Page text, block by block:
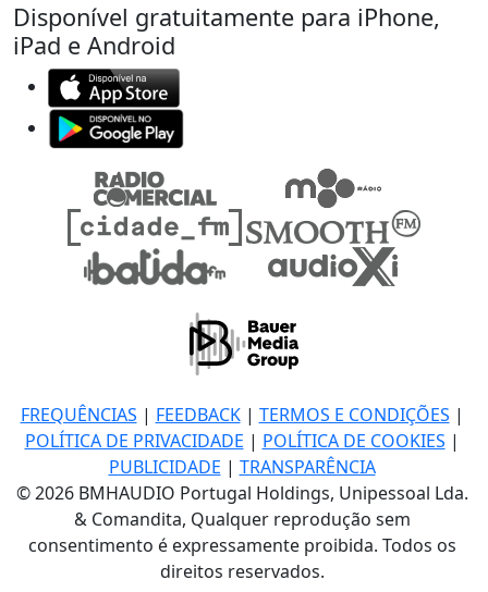
Disponível gratuitamente para iPhone,
iPad e Android
FREQUÊNCIAS | FEEDBACK| TERMOS E CONDIÇÕES |
POLÍTICA DE PRIVACIDADE | POLÍTICA DE COOKIES |
PUBLICIDADE | TRANSPARÊNCIA
© 2026 BMHAUDIO Portugal Holdings, Unipessoal Lda.
& Comandita, Qualquer reprodução sem
consentimento é expressamente proibida. Todos os
direitos reservados.